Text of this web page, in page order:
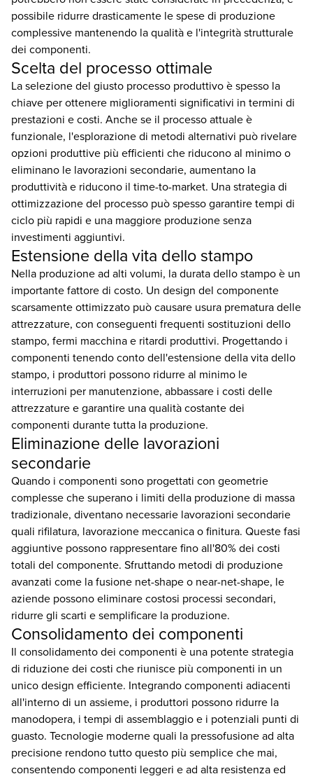
possibile ridurre drasticamente le spese di produzione
complessive mantenendo la qualità e l'integrità strutturale
dei componenti.
Scelta del processo ottimale
La selezione del giusto processo produttivo è spesso la
chiave per ottenere miglioramenti significativi in termini di
prestazioni e costi. Anche se il processo attuale è
funzionale, l'esplorazione di metodi alternativi può rivelare
opzioni produttive più efficienti che riducono al minimo o
eliminano le lavorazioni secondarie, aumentano la
produttività e riducono il time-to-market. Una strategia di
ottimizzazione del processo può spesso garantire tempi di
ciclo più rapidi e una maggiore produzione senza
investimenti aggiuntivi.
Estensione della vita dello stampo
Nella produzione ad alti volumi, la durata dello stampo è un
importante fattore di costo. Un design del componente
scarsamente ottimizzato può causare usura prematura delle
attrezzature, con conseguenti frequenti sostituzioni dello
stampo, fermi macchina e ritardi produttivi. Progettando i
componenti tenendo conto dell'estensione della vita dello
stampo, i produttori possono ridurre al minimo le
interruzioni per manutenzione, abbassare i costi delle
attrezzature e garantire una qualità costante dei
componenti durante tutta la produzione.
Eliminazione delle lavorazioni
secondarie
Quando i componenti sono progettati con geometrie
complesse che superano i limiti della produzione di massa
tradizionale, diventano necessarie lavorazioni secondarie
quali rifilatura, lavorazione meccanica o finitura. Queste fasi
aggiuntive possono rappresentare fino all'80% dei costi
totali del componente. Sfruttando metodi di produzione
avanzati come la fusione net-shape o near-net-shape, le
aziende possono eliminare costosi processi secondari,
ridurre gli scarti e semplificare la produzione.
Consolidamento dei componenti
Il consolidamento dei componenti è una potente strategia
di riduzione dei costi che riunisce più componenti in un
unico design efficiente. Integrando componenti adiacenti
all'interno di un assieme, i produttori possono ridurre la
manodopera, i tempi di assemblaggio e i potenziali punti di
guasto. Tecnologie moderne quali la pressofusione ad alta
precisione rendono tutto questo più semplice che mai,
consentendo componenti leggeri e ad alta resistenza ed